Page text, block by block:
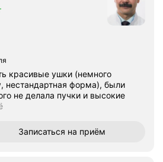
красивые ушки (немного
нестандартная форма), были
не делала пучки и высокие
Записаться на приём